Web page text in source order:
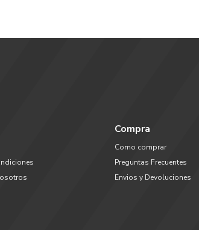
Compra
Como comprar
Preguntas Frecuentes
Envios y Devoluciones